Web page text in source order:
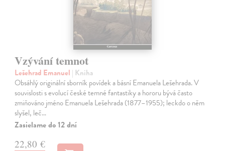
Vzývání temnot
Lešehrad Emanuel | Kniha
Obsáhlý originální sborník povídek a básní Emanuela Lešehrada. V
souvislosti s evolucí české temné fantastiky a hororu bývá často
zmiňováno jméno Emanuela Lešehrada (1877–1955); leckdo o něm
slyšel, leč…
Zasielame do 12 dní
22,80 €